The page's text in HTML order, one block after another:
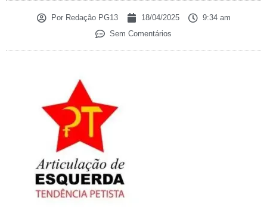
PorRedação PG13 18/04/2025
9:34 am
Sem Comentários